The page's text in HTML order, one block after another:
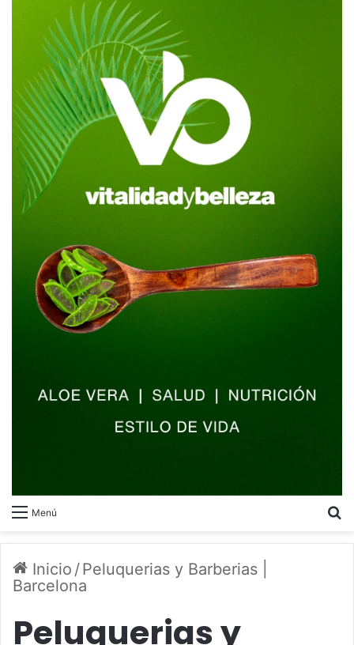
Menú
Inicio /Peluquerias y Barberias |
Barcelona
Peluquerias y